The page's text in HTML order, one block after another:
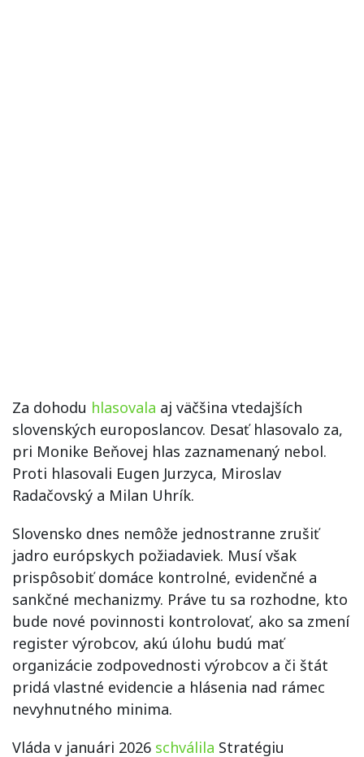
Za dohodu hlasovala aj väčšina vtedajších
slovenských europoslancov. Desať hlasovalo za,
pri Monike Beňovej hlas zaznamenaný nebol.
Proti hlasovali Eugen Jurzyca, Miroslav
Radačovský a Milan Uhrík.
Slovensko dnes nemôže jednostranne zrušiť
jadro európskych požiadaviek. Musí však
prispôsobiť domáce kontrolné, evidenčné a
sankčné mechanizmy. Práve tu sa rozhodne, kto
bude nové povinnosti kontrolovať, ako sa zmení
register výrobcov, akú úlohu budú mať
organizácie zodpovednosti výrobcov a či štát
pridá vlastné evidencie a hlásenia nad rámec
nevyhnutného minima.
Vláda v januári 2026 schválila Stratégiu